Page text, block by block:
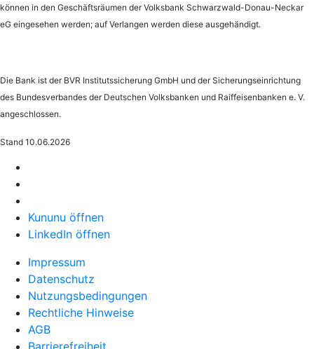
können in den Geschäftsräumen der Volksbank Schwarzwald-Donau-Neckar
eG eingesehen werden; auf Verlangen werden diese ausgehändigt.
Die Bank ist der BVR Institutssicherung GmbH und der Sicherungseinrichtung
des Bundesverbandes der Deutschen Volksbanken und Raiffeisenbanken e. V.
angeschlossen.
Stand 10.06.2026
Kununu öffnen
LinkedIn öffnen
Impressum
Datenschutz
Nutzungsbedingungen
Rechtliche Hinweise
AGB
Barrierefreiheit